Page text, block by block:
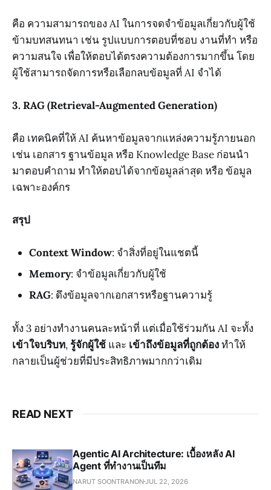
คือ ความสามารถของ AI ในการจดจำข้อมูลเกี่ยวกับผู้ใช้
ข้ามบทสนทนา เช่น รูปแบบการตอบที่ชอบ งานที่ทำ หรือ
ความสนใจ เพื่อให้ตอบได้ตรงความต้องการมากขึ้น โดย
ผู้ใช้สามารถจัดการหรือเลือกลบข้อมูลที่ AI จำได้
3. RAG (Retrieval-Augmented Generation)
คือ เทคนิคที่ให้ AI ค้นหาข้อมูลจากแหล่งความรู้ภายนอก
เช่น เอกสาร ฐานข้อมูล หรือ Knowledge Base ก่อนนำ
มาตอบคำถาม ทำให้ตอบได้จากข้อมูลล่าสุด หรือ ข้อมูล
เฉพาะองค์กร
สรุป
Context Window: จำสิ่งที่อยู่ในแชตนี้
Memory: จำข้อมูลเกี่ยวกับผู้ใช้
RAG: ดึงข้อมูลจากเอกสารหรือฐานความรู้
ทั้ง 3 อย่างทำงานคนละหน้าที่ แต่เมื่อใช้ร่วมกัน AI จะทั้ง
เข้าใจบริบท, รู้จักผู้ใช้ และ เข้าถึงข้อมูลที่ถูกต้องทำให้
กลายเป็นผู้ช่วยที่มีประสิทธิภาพมากกว่าเดิม
READ NEXT
Agentic AI Architecture: เบื้องหลัง AI
Agent ที่ทำงานเป็นทีม
NARUT SOONTRANONJUL 22, 2026